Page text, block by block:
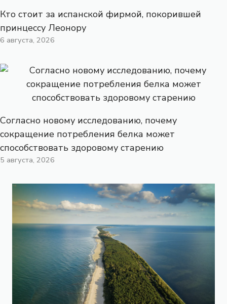
Кто стоит за испанской фирмой, покорившей
принцессу Леонору
6 августа, 2026
Согласно новому исследованию, почему
сокращение потребления белка может
способствовать здоровому старению
5 августа, 2026